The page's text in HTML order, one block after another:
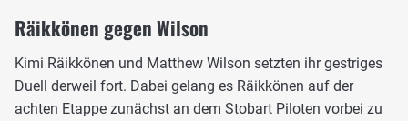
Räikkönen gegen Wilson
Kimi Räikkönen und Matthew Wilson setzten ihr gestriges
Duell derweil fort. Dabei gelang es Räikkönen auf der
achten Etappe zunächst an dem Stobart Piloten vorbei zu